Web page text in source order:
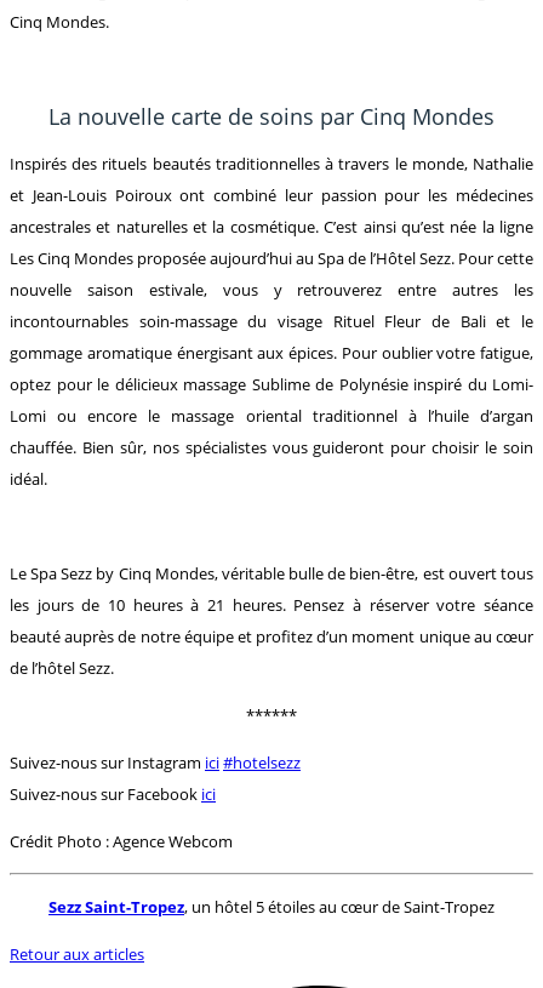
Cinq Mondes.
La nouvelle carte de soins par Cinq Mondes
Inspirés des rituels beautés traditionnelles à travers le monde, Nathalie
et Jean-Louis Poiroux ont combiné leur passion pour les médecines
ancestrales et naturelles et la cosmétique. C’est ainsi qu’est née la ligne
Les Cinq Mondes proposée aujourd’hui au Spa de l’Hôtel Sezz. Pour cette
nouvelle saison estivale, vous y retrouverez entre autres les
incontournables soin-massage du visage Rituel Fleur de Bali et le
gommage aromatique énergisant aux épices. Pour oublier votre fatigue,
optez pour le délicieux massage Sublime de Polynésie inspiré du Lomi-
Lomi ou encore le massage oriental traditionnel à l’huile d’argan
chauffée. Bien sûr, nos spécialistes vous guideront pour choisir le soin
idéal.
Le Spa Sezz by Cinq Mondes, véritable bulle de bien-être, est ouvert tous
les jours de 10 heures à 21 heures. Pensez à réserver votre séance
beauté auprès de notre équipe et profitez d’un moment unique au cœur
de l’hôtel Sezz.
******
Suivez-nous sur Instagram ici#hotelsezz
Suivez-nous sur Facebook ici
Crédit Photo : Agence Webcom
Sezz Saint-Tropez, un hôtel 5 étoiles au cœur de Saint-Tropez
Retour aux articles